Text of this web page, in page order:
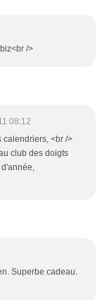
/>
08:12
calendriers, <br />
club des doigts
d'année,
Superbe cadeau.